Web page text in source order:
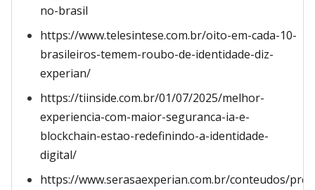
no-brasil
https://www.telesintese.com.br/oito-em-cada-10-
brasileiros-temem-roubo-de-identidade-diz-
experian/
https://tiinside.com.br/01/07/2025/melhor-
experiencia-com-maior-seguranca-ia-e-
blockchain-estao-redefinindo-a-identidade-
digital/
https://www.serasaexperian.com.br/conteudos/